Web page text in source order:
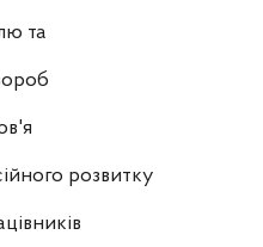
та
розвитку